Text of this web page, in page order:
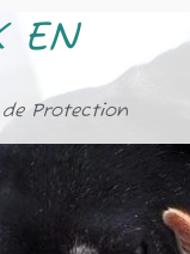
EN
Protection